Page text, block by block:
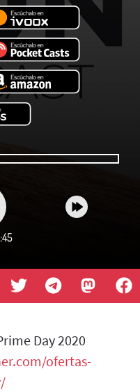
Day 2020
ofertas-